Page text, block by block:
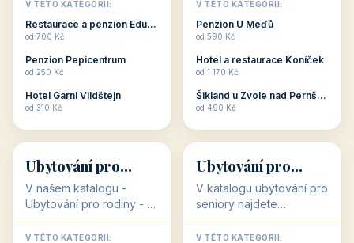
dovolenou přímo
souvisejí. Aktivní
odpočinek jso...
V TÉTO KATEGORII:
Restaurace a penzion Eduard
od 700 Kč
Penzion Pepicentrum
od 250 Kč
Hotel Garni Vildštejn
od 310 Kč
cenově dostupné
ubytování v ČR. Budete
c...
V TÉTO KATEGORII:
Penzion U Méďů
od 590 Kč
Hotel a restaurace Koníček
od 1 170 Kč
Šikland u Zvole nad Pernštejnem
od 490 Kč
👨‍👩‍👧‍👦
👨‍👩‍👧‍👦
34 objektů
Ubytování pro
rodiny
V našem katalogu -
Ubytování pro rodiny -
jsou pro Vás připraveny
objekty, které svojí
V TÉTO KATEGORII:
🧓
🧓
33 objektů
Ubytování pro
seniory
V katalogu ubytování pro
seniory najdete
penziony a hotely, které
jsou přizpůsobeny pro
V TÉTO KATEGORII: